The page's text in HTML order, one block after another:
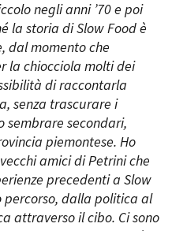
negli anni ’70 e poi
la storia di Slow Food è
dal momento che
la chiocciola molti dei
di raccontarla
senza trascurare i
secondari,
piemontese. Ho
amici di Petrini che
precedenti a Slow
percorso, dalla politica al
attraverso il cibo. Ci sono